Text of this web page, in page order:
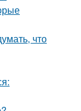
что